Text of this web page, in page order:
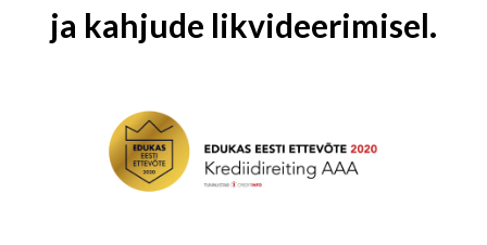
ja kahjude likvideerimisel.